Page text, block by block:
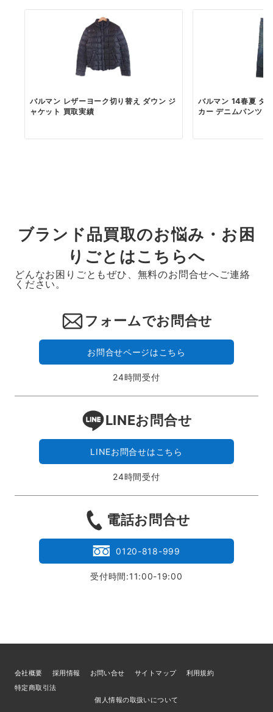
バルマン レザーヨーク切り替え ダウン ジ
ャケット 買取実績
バルマン 14春夏 ダ
カー デニムパンツ
ブランド品買取のお悩み・お困
りごとはこちらへ
どんなお困りごともぜひ、無料のお問合せへご連絡
ください。
フォームでお問合せ
お問合せページはこちら
24時間受付
LINEお問合せ
LINEお問合せはこちら
24時間受付
電話お問合せ
0120-818-999
受付時間:11:00-19:00
会社概要 採用情報 お問い合せ サイトマップ
利用規約
特定商取引法
個人情報の取扱いについて